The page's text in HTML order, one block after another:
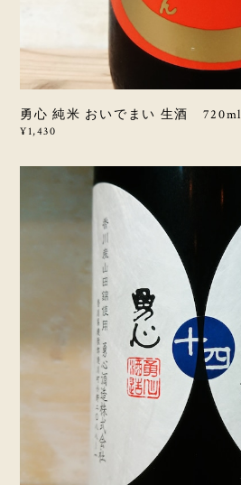
勇心 純米 おいでまい 生酒 720ml
¥1,430